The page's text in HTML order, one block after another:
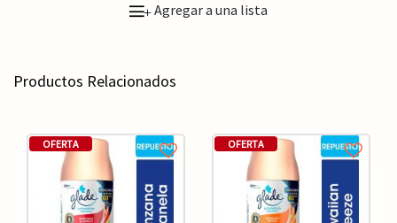
+Agregar a una lista
Productos Relacionados
OFERTA OFERTA